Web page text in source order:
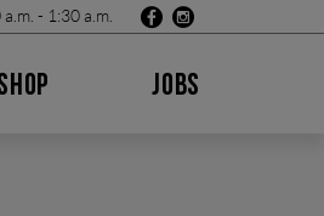
- 1:30 a.m.
JOBS